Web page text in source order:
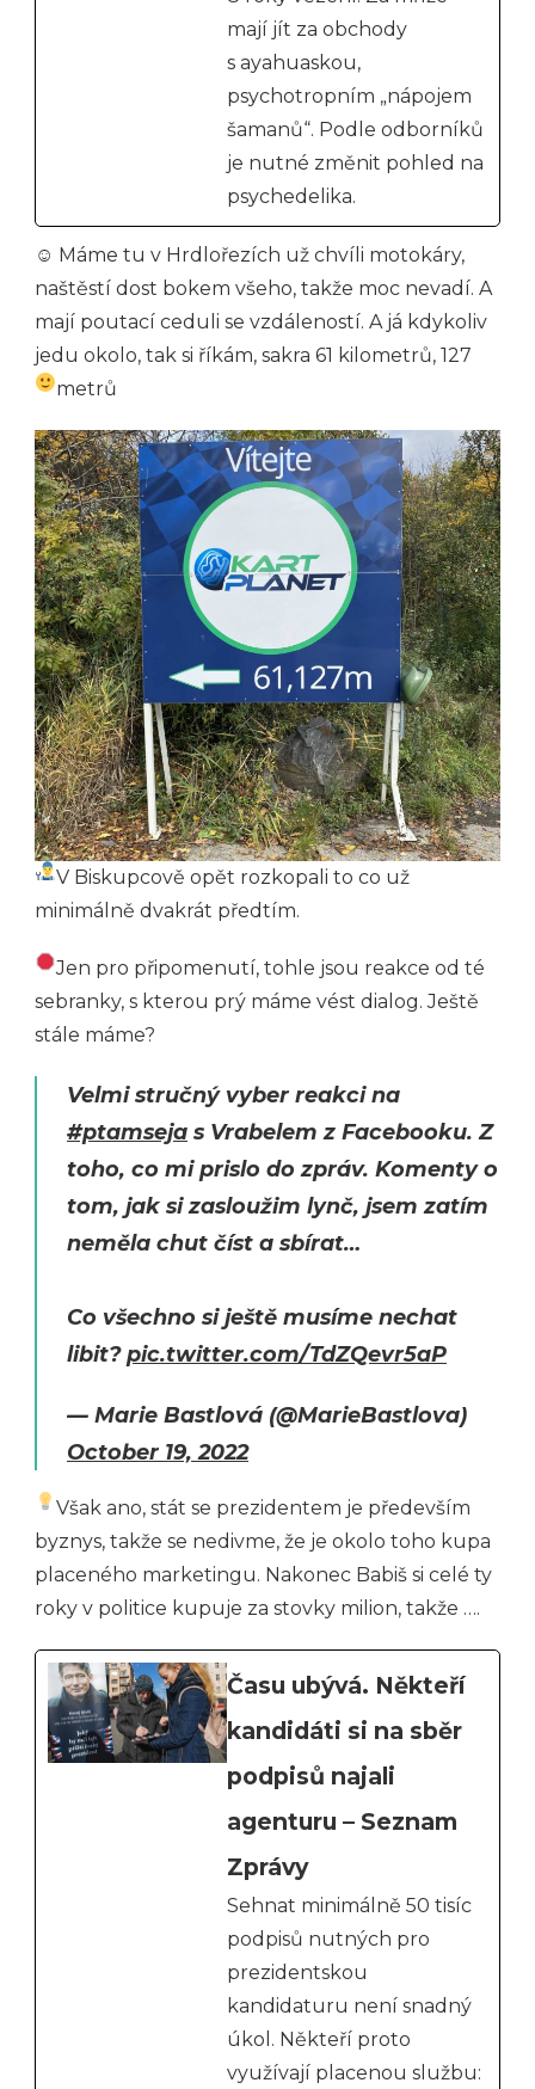
mají jít za obchody
s ayahuaskou,
psychotropním „nápojem
šamanů“. Podle odborníků
je nutné změnit pohled na
psychedelika.
☺ Máme tu v Hrdlořezích už chvíli motokáry,
naštěstí dost bokem všeho, takže moc nevadí. A
mají poutací ceduli se vzdáleností. A já kdykoliv
jedu okolo, tak si říkám, sakra 61 kilometrů, 127
metrů
V Biskupcově opět rozkopali to co už
minimálně dvakrát předtím.
Jen pro připomenutí, tohle jsou reakce od té
sebranky, s kterou prý máme vést dialog. Ještě
stále máme?
Velmi stručný vyber reakci na
#ptamseja s Vrabelem z Facebooku. Z
toho, co mi prislo do zpráv. Komenty o
tom, jak si zasloužim lynč, jsem zatím
neměla chut číst a sbírat…
Co všechno si ještě musíme nechat
libit?pic.twitter.com/TdZQevr5aP
— Marie Bastlová (@MarieBastlova)
October 19, 2022
Však ano, stát se prezidentem je především
byznys, takže se nedivme, že je okolo toho kupa
placeného marketingu. Nakonec Babiš si celé ty
roky v politice kupuje za stovky milion, takže ….
Času ubývá. Někteří
kandidáti si na sběr
podpisů najali
agenturu – Seznam
Zprávy
Sehnat minimálně 50 tisíc
podpisů nutných pro
prezidentskou
kandidaturu není snadný
úkol. Někteří proto
využívají placenou službu: